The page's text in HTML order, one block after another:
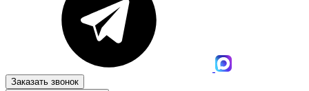
Заказать звонок